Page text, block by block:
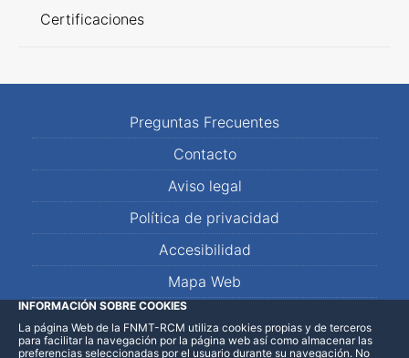
Certificaciones
Preguntas Frecuentes
Contacto
Aviso legal
Política de privacidad
Accesibilidad
Mapa Web
LinkedInFacebookWhatsApp
INFORMACIÓN SOBRE COOKIES
La página Web de la FNMT-RCM utiliza cookies propias y de terceros
para facilitar la navegación por la página web así como almacenar las
preferencias seleccionadas por el usuario durante su navegación. No